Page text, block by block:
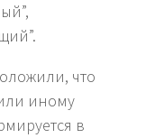
что
иному
в